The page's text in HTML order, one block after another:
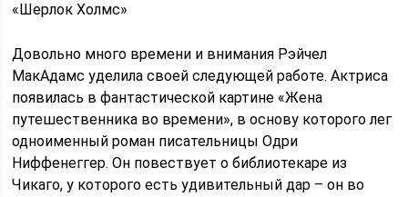
«Шерлок Холмс»
Довольно много времени и внимания Рэйчел
МакАдамс уделила своей следующей работе. Актриса
появилась в фантастической картине «Жена
путешественника во времени», в основу которого лег
одноименный роман писательницы Одри
Ниффенеггер. Он повествует о библиотекаре из
Чикаго, у которого есть удивительный дар – он во